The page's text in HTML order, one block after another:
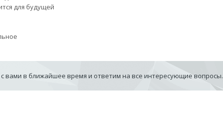
для будущей
вами в ближайшее время и ответим на все интересующие вопросы.